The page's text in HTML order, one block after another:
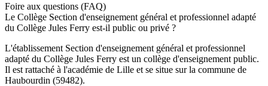
Foire aux questions (FAQ)
Le Collège Section d'enseignement général et professionnel adapté
du Collège Jules Ferry est-il public ou privé ?
L'établissement Section d'enseignement général et professionnel
adapté du Collège Jules Ferry est un collège d'enseignement public.
Il est rattaché à l'académie de Lille et se situe sur la commune de
Haubourdin (59482).